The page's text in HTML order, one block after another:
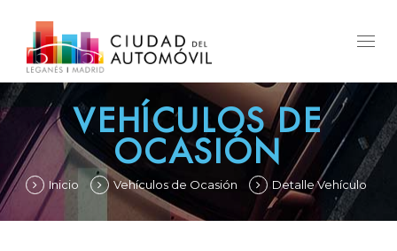
VEHÍCULOS DE
OCASIÓN
Inicio Vehículos de Ocasión Detalle Vehículo